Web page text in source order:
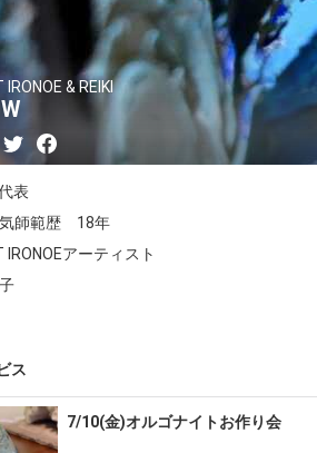
IRONOE & REIKI
表
師範歴　18年
IRONOEアーティスト
では、あなたがあなたらしく生きていく応援
IRONOE（いろのえ）」の制作
ス
7/10(金)オルゴナイトお作り会